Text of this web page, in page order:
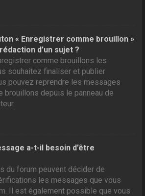
« Enregistrer comme brouillon »
d’un sujet ?
comme brouillons les
souhaitez finaliser et publier
pouvez reprendre les messages
brouillons depuis le panneau de
a-t-il besoin d’être
du forum peuvent décider de
les messages que vous
Il est également possible que vous